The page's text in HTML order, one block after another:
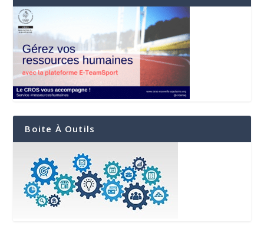
Boite À Outils